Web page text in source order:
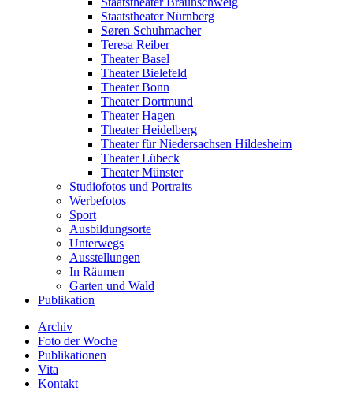
Staatstheater Nürnberg
Søren Schuhmacher
Teresa Reiber
Theater Basel
Theater Bielefeld
Theater Bonn
Theater Dortmund
Theater Hagen
Theater Heidelberg
Theater für Niedersachsen Hildesheim
Theater Lübeck
Theater Münster
Studiofotos und Portraits
Werbefotos
Sport
Ausbildungsorte
Unterwegs
Ausstellungen
In Räumen
Garten und Wald
Publikation
Archiv
Foto der Woche
Publikationen
Vita
Kontakt